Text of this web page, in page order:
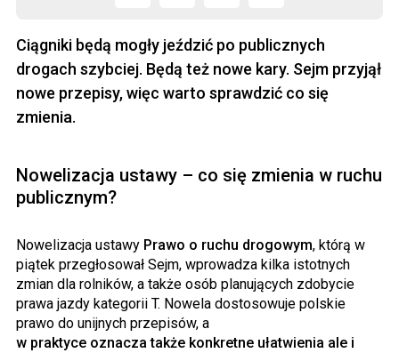
Ciągniki będą mogły jeździć po publicznych
drogach szybciej. Będą też nowe kary. Sejm przyjął
nowe przepisy, więc warto sprawdzić co się
zmienia.
Nowelizacja ustawy – co się zmienia w ruchu
publicznym?
Nowelizacja ustawy Prawo o ruchu drogowym, którą w
piątek przegłosował Sejm, wprowadza kilka istotnych
zmian dla rolników, a także osób planujących zdobycie
prawa jazdy kategorii T. Nowela dostosowuje polskie
prawo do unijnych przepisów, a
w praktyce oznacza także konkretne ułatwienia ale i